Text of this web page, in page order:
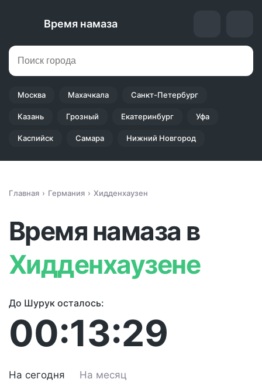
Время намаза
Москва Махачкала Санкт-Петербург
Казань Грозный Екатеринбург Уфа
Каспийск Самара Нижний Новгород
Главная Германия Хидденхаузен
Время намаза в
Хидденхаузене
До Шурук осталось:
00:13:29
На сегодня На месяц